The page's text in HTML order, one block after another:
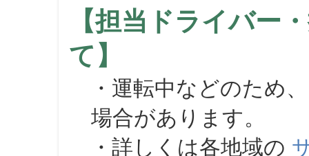
【担当ドライバー
て】
・運転中などのため
場合があります。
・詳しくは各地域の